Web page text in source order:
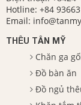
Hotline: +84
Email:
THÊU TÂN MỸ
Chăn ga
Đồ bàn ăn
Đồ ngủ